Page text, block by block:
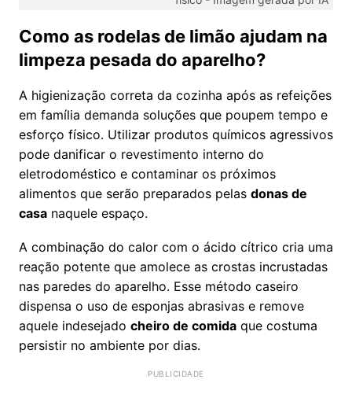
Como as rodelas de limão ajudam na
limpeza pesada do aparelho?
A higienização correta da cozinha após as refeições
em família demanda soluções que poupem tempo e
esforço físico. Utilizar produtos químicos agressivos
pode danificar o revestimento interno do
eletrodoméstico e contaminar os próximos
alimentos que serão preparados pelas donas de
casa naquele espaço.
A combinação do calor com o ácido cítrico cria uma
reação potente que amolece as crostas incrustadas
nas paredes do aparelho. Esse método caseiro
dispensa o uso de esponjas abrasivas e remove
aquele indesejado cheiro de comida que costuma
persistir no ambiente por dias.